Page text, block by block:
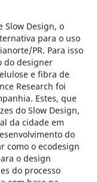
Slow Design, o
para o uso
PR. Para isso
do designer
e fibra de
Research foi
Estes, que
do Slow Design,
da cidade em
do
como o ecodesign
o design
do processo